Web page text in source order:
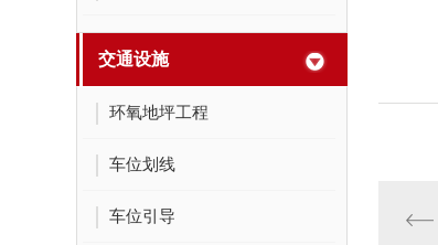
交通设施
环氧地坪工程
车位划线
车位引导